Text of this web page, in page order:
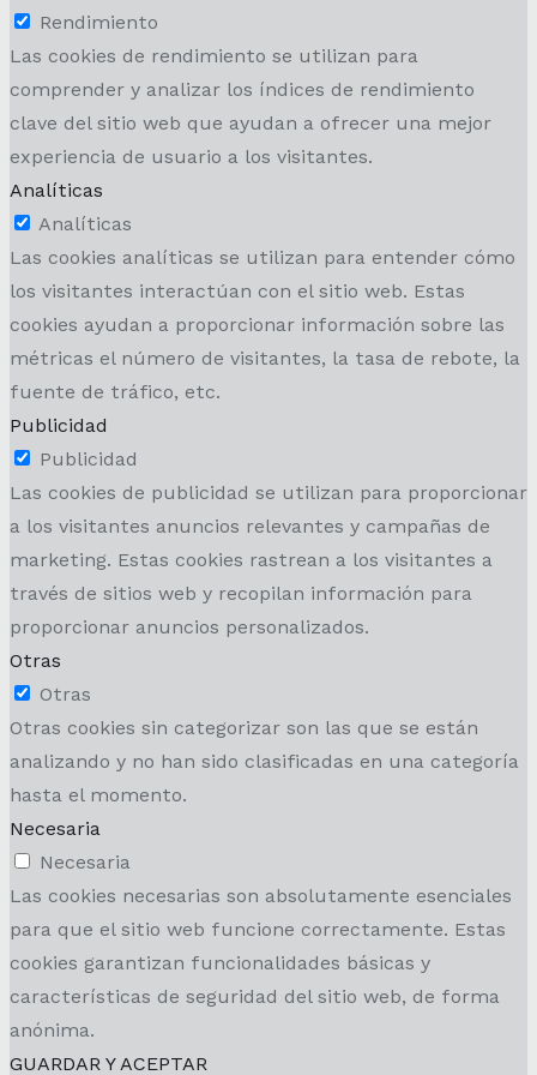
Rendimiento
Las cookies de rendimiento se utilizan para
comprender y analizar los índices de rendimiento
clave del sitio web que ayudan a ofrecer una mejor
experiencia de usuario a los visitantes.
Analíticas
Analíticas
Las cookies analíticas se utilizan para entender cómo
los visitantes interactúan con el sitio web. Estas
cookies ayudan a proporcionar información sobre las
métricas el número de visitantes, la tasa de rebote, la
fuente de tráfico, etc.
Publicidad
Publicidad
Las cookies de publicidad se utilizan para proporcionar
a los visitantes anuncios relevantes y campañas de
marketing. Estas cookies rastrean a los visitantes a
través de sitios web y recopilan información para
proporcionar anuncios personalizados.
Otras
Otras
Otras cookies sin categorizar son las que se están
analizando y no han sido clasificadas en una categoría
hasta el momento.
Necesaria
Necesaria
Las cookies necesarias son absolutamente esenciales
para que el sitio web funcione correctamente. Estas
cookies garantizan funcionalidades básicas y
características de seguridad del sitio web, de forma
anónima.
GUARDAR Y ACEPTAR